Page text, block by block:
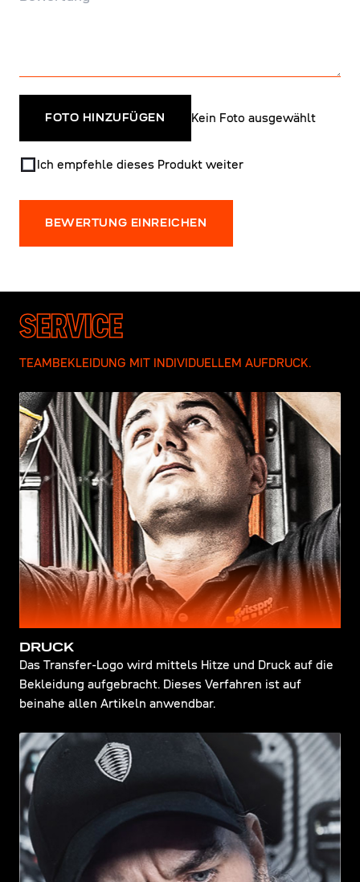
FOTO HINZUFÜGEN Kein Foto ausgewählt
Ich empfehle dieses Produkt weiter
BEWERTUNG EINREICHEN
SERVICE
TEAMBEKLEIDUNG MIT INDIVIDUELLEM AUFDRUCK.
DRUCK
Das Transfer-Logo wird mittels Hitze und Druck auf die
Bekleidung aufgebracht. Dieses Verfahren ist auf
beinahe allen Artikeln anwendbar.